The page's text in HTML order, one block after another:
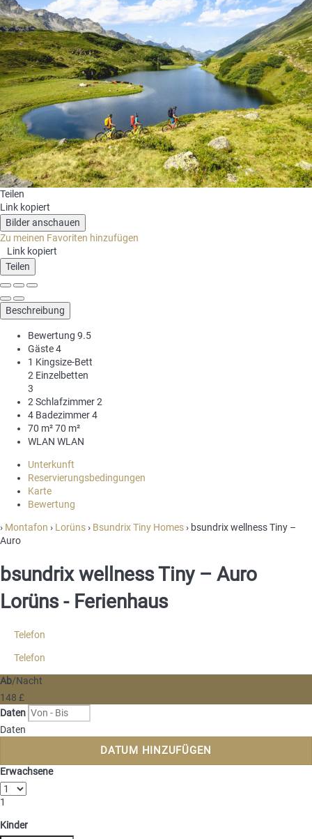
Teilen
Link kopiert
Bilder anschauen
Zu meinen Favoriten hinzufügen
Link kopiert
Teilen
Beschreibung
Bewertung 9.5
Gäste4
1 Kingsize-Bett
2 Einzelbetten
3
2 Schlafzimmer2
4 Badezimmer4
70 m²70 m²
WLAN WLAN
Unterkunft
Reservierungsbedingungen
Karte
Bewertung
› Montafon › Lorüns › Bsundrix Tiny Homes › bsundrix wellness Tiny –
Auro
bsundrix wellness Tiny – Auro
Lorüns - Ferienhaus
Telefon
Telefon
Ab/Nacht
148 £
Daten
Daten
DATUM HINZUFÜGEN
Erwachsene
1
Kinder